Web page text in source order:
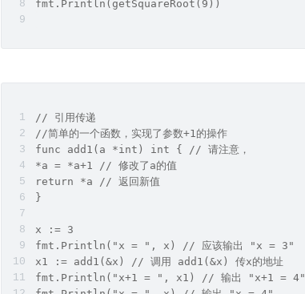
fmt.Println(getSquareRoot(9))
// 引用传递
//简单的一个函数，实现了参数+1的操作
func add1(a *int) int { // 请注意，
*a = *a+1 // 修改了a的值
return *a // 返回新值
}
x := 3
fmt.Println("x = ", x) // 应该输出 "x = 3"
x1 := add1(&x) // 调用 add1(&x) 传x的地址
fmt.Println("x+1 = ", x1) // 输出 "x+1 = 4"